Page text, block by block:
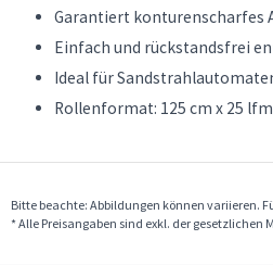
Garantiert konturenscharfes
Einfach und rückstandsfrei
Ideal für
Rollenformat: 125 cm x 25
Bitte beachte: Abbildungen können variieren.
* Alle Preisangaben sind exkl. der gesetzlichen